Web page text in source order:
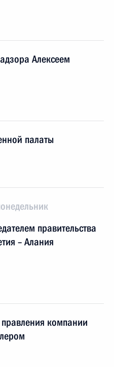
Алексеем
палаты
правительства
– Алания
правления компании